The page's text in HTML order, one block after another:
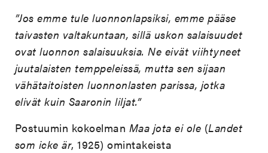
”Jos emme tule luonnonlapsiksi, emme pääse
taivasten valtakuntaan, sillä uskon salaisuudet
ovat luonnon salaisuuksia. Ne eivät viihtyneet
juutalaisten temppeleissä, mutta sen sijaan
vähätaitoisten luonnonlasten parissa, jotka
elivät kuin Saaronin liljat.”
Postuumin kokoelman Maa jota ei ole (Landet
som icke är, 1925) omintakeista